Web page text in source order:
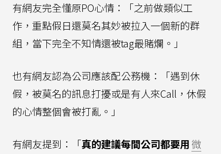
有網友完全懂原PO心情：「之前做類似工
作，重點假日還莫名其妙被拉入一個新的群
組，當下完全不知情還被tag最賭爛。」
也有網友認為公司應該配公務機：「遇到休
假，被莫名的訊息打擾或是有人來Call，休假
的心情整個會被打亂。」
有網友提到：「真的建議每間公司都要用 微